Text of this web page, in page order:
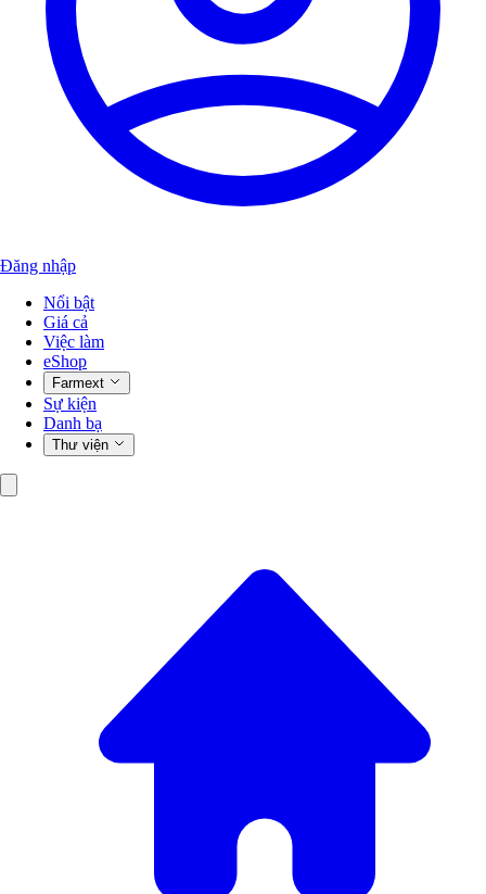
Đăng nhập
Nổi bật
Giá cả
Việc làm
eShop
Farmext
Sự kiện
Danh bạ
Thư viện